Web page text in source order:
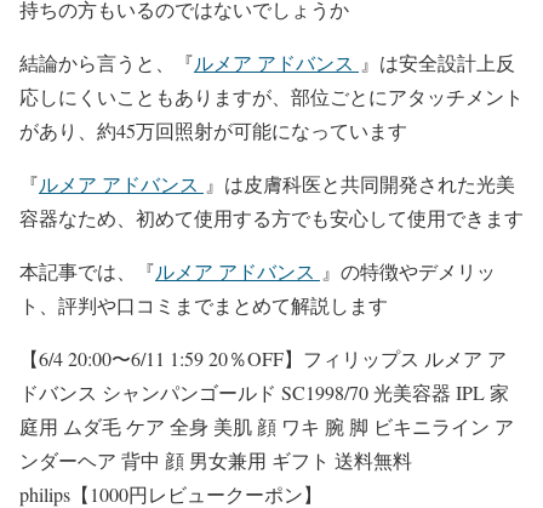
持ちの方もいるのではないでしょうか
結論から言うと、『ルメア アドバンス 』は安全設計上反
応しにくいこともありますが、部位ごとにアタッチメント
があり、約45万回照射が可能になっています
『ルメア アドバンス 』は皮膚科医と共同開発された光美
容器なため、初めて使用する方でも安心して使用できます
本記事では、『ルメア アドバンス 』の特徴やデメリッ
ト、評判や口コミまでまとめて解説します
【6/4 20:00〜6/11 1:59 20％OFF】フィリップス ルメア ア
ドバンス シャンパンゴールド SC1998/70 光美容器 IPL 家
庭用 ムダ毛 ケア 全身 美肌 顔 ワキ 腕 脚 ビキニライン ア
ンダーヘア 背中 顔 男女兼用 ギフト 送料無料
philips【1000円レビュークーポン】